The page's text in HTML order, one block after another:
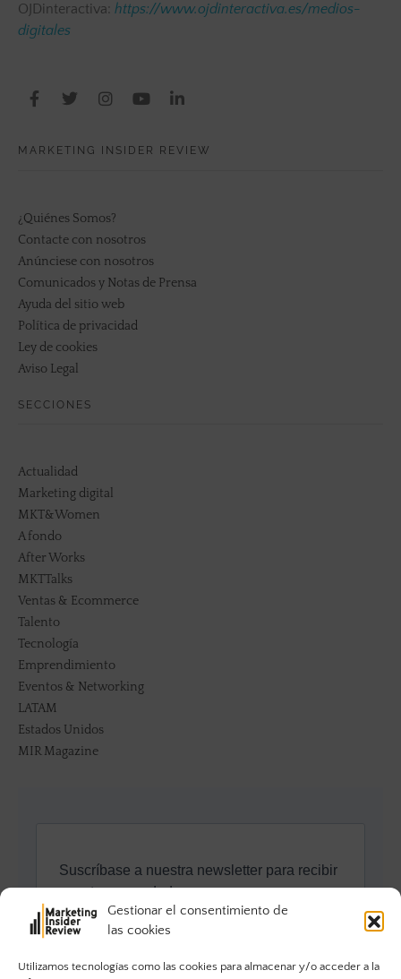
Gestionar el consentimiento de
las cookies
Utilizamos tecnologías como las cookies para almacenar y/o acceder a la
OJDinteractiva: https://www.ojdinteractiva.es/medios-
digitales
MARKETING INSIDER REVIEW
¿Quiénes Somos?
Contacte con nosotros
Anúnciese con nosotros
Comunicados y Notas de Prensa
Ayuda del sitio web
Política de privacidad
Ley de cookies
Aviso Legal
SECCIONES
Actualidad
Marketing digital
MKT&Women
A fondo
After Works
MKTTalks
Ventas & Ecommerce
Talento
Tecnología
Emprendimiento
Eventos & Networking
LATAM
Estados Unidos
MIR Magazine